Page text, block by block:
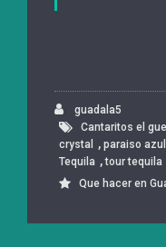
guadala5
Cantaritos el
crystal
, paraiso azul
Tequila ,tour tequila
Que hacer en